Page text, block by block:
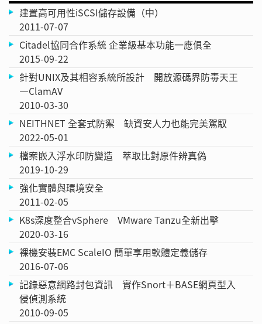
建置高可用性iSCSI儲存設備（中）
2011-07-07
Citadel協同合作系統 企業級基本功能一應俱全
2015-09-22
針對UNIX及其相容系統所設計 開放源碼界防毒天王
—ClamAV
2010-03-30
NEITHNET 全套式防禦 缺資安人力也能完美駕馭
2022-05-01
檔案嵌入浮水印防變造 萃取比對原件辨真偽
2019-10-29
強化實體與環境安全
2011-02-05
K8s深度整合vSphere VMware Tanzu全新出擊
2020-03-16
裸機安裝EMC ScaleIO 簡單享用軟體定義儲存
2016-07-06
記錄惡意網路封包資訊 實作Snort＋BASE網頁型入
侵偵測系統
2010-09-05